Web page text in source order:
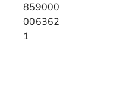
859000
006362
1